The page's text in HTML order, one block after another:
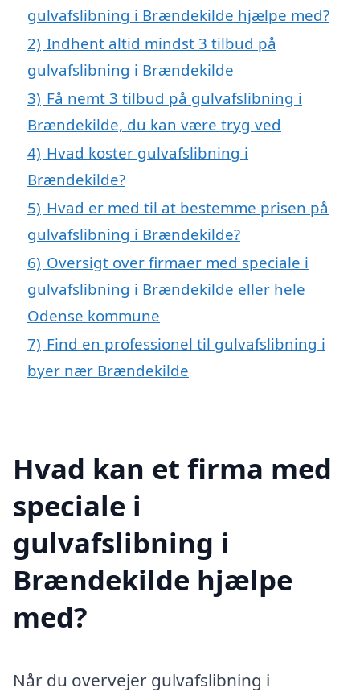
gulvafslibning i Brændekilde hjælpe med?
2) Indhent altid mindst 3 tilbud på
gulvafslibning i Brændekilde
3) Få nemt 3 tilbud på gulvafslibning i
Brændekilde, du kan være tryg ved
4) Hvad koster gulvafslibning i
Brændekilde?
5) Hvad er med til at bestemme prisen på
gulvafslibning i Brændekilde?
6) Oversigt over firmaer med speciale i
gulvafslibning i Brændekilde eller hele
Odense kommune
7) Find en professionel til gulvafslibning i
byer nær Brændekilde
Hvad kan et firma med
speciale i
gulvafslibning i
Brændekilde hjælpe
med?
Når du overvejer gulvafslibning i